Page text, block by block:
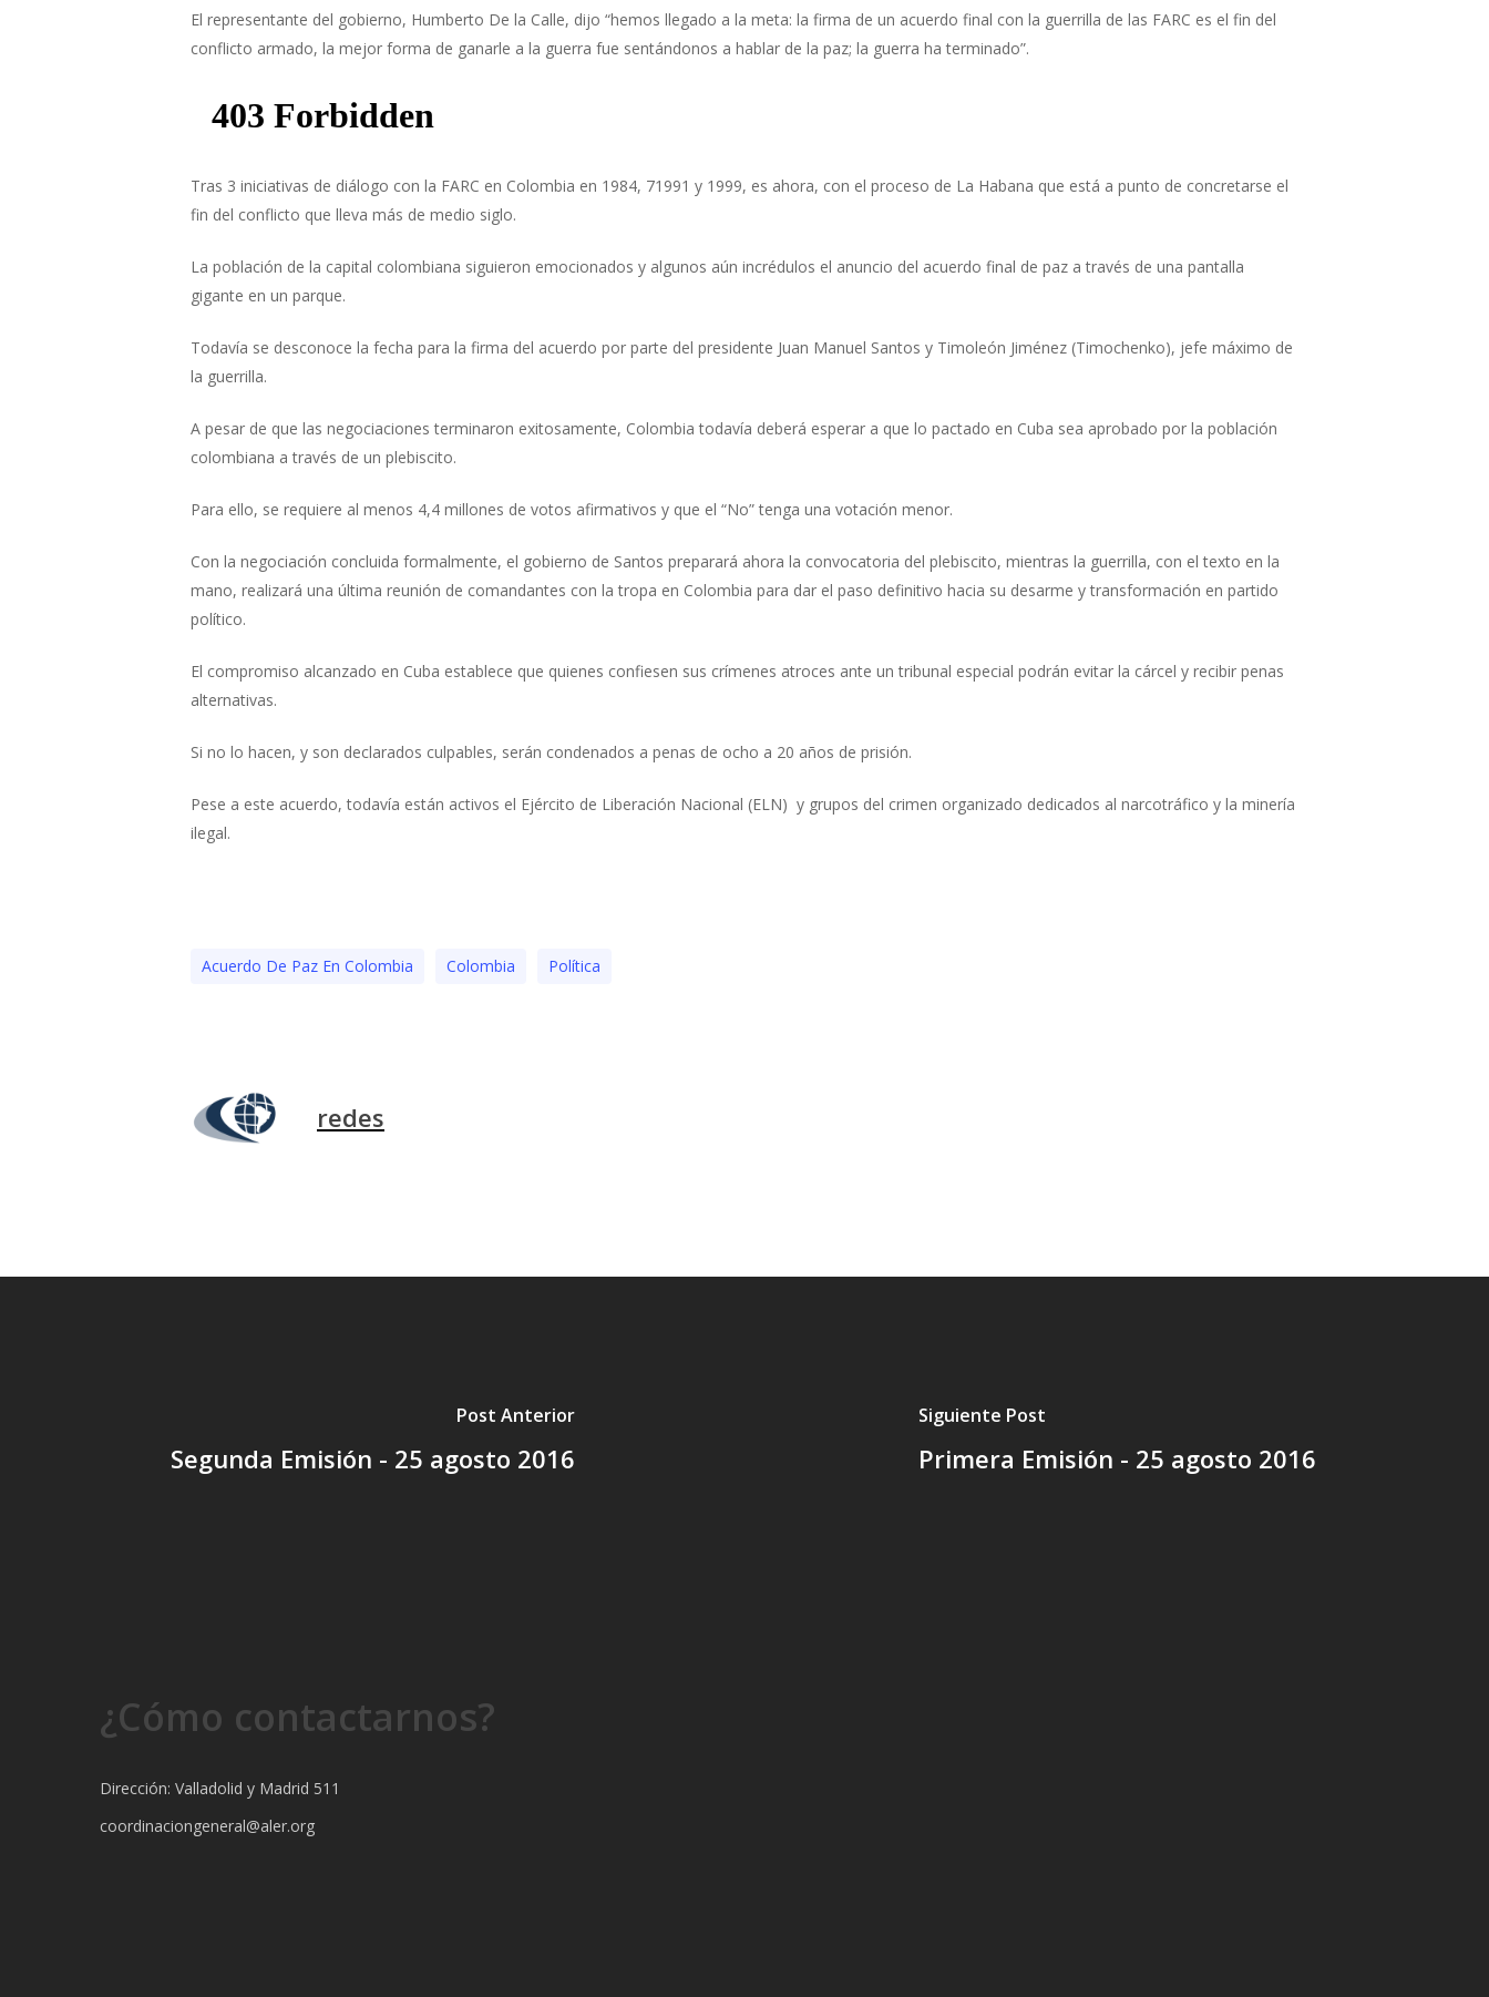
El representante del gobierno, Humberto De la Calle, dijo “hemos llegado a la meta: la firma de un acuerdo final con la guerrilla de las FARC es el fin del
conflicto armado, la mejor forma de ganarle a la guerra fue sentándonos a hablar de la paz; la guerra ha terminado”.
Tras 3 iniciativas de diálogo con la FARC en Colombia en 1984, 71991 y 1999, es ahora, con el proceso de La Habana que está a punto de concretarse el
fin del conflicto que lleva más de medio siglo.
La población de la capital colombiana siguieron emocionados y algunos aún incrédulos el anuncio del acuerdo final de paz a través de una pantalla
gigante en un parque.
Todavía se desconoce la fecha para la firma del acuerdo por parte del presidente Juan Manuel Santos y Timoleón Jiménez (Timochenko), jefe máximo de
la guerrilla.
A pesar de que las negociaciones terminaron exitosamente, Colombia todavía deberá esperar a que lo pactado en Cuba sea aprobado por la población
colombiana a través de un plebiscito.
Para ello, se requiere al menos 4,4 millones de votos afirmativos y que el “No” tenga una votación menor.
Con la negociación concluida formalmente, el gobierno de Santos preparará ahora la convocatoria del plebiscito, mientras la guerrilla, con el texto en la
mano, realizará una última reunión de comandantes con la tropa en Colombia para dar el paso definitivo hacia su desarme y transformación en partido
político.
El compromiso alcanzado en Cuba establece que quienes confiesen sus crímenes atroces ante un tribunal especial podrán evitar la cárcel y recibir penas
alternativas.
Si no lo hacen, y son declarados culpables, serán condenados a penas de ocho a 20 años de prisión.
Pese a este acuerdo, todavía están activos el Ejército de Liberación Nacional (ELN) y grupos del crimen organizado dedicados al narcotráfico y la minería
ilegal.
Acuerdo De Paz En Colombia Colombia Polí­tica
redes
Post Anterior
Segunda Emisión - 25 agosto 2016
Siguiente Post
Primera Emisión - 25 agosto 2016
¿Cómo contactarnos?
Dirección: Valladolid y Madrid 511
coordinaciongeneral@aler.org